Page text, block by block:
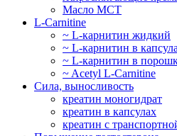
Масло МСТ
L-Carnitine
~ L-карнитин жидкий
~ L-карнитин в
~ L-карнитин в
~ Acetyl L-Carnitine
Сила, выносливость
креатин моногидрат
креатин в капсулах
креатин с